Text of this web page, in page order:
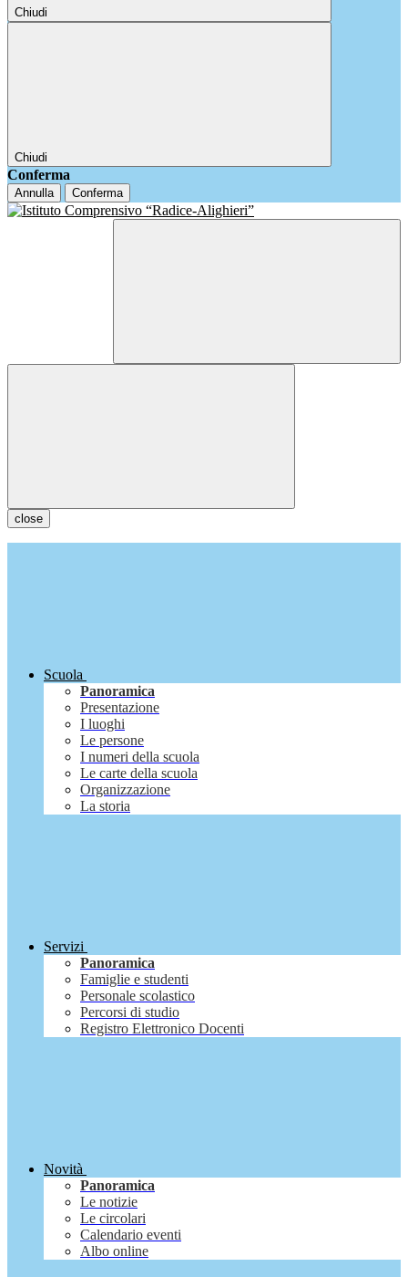
Chiudi
Chiudi
Conferma
Annulla Conferma
close
Scuola
Panoramica
Presentazione
I luoghi
Le persone
I numeri della scuola
Le carte della scuola
Organizzazione
La storia
Servizi
Panoramica
Famiglie e studenti
Personale scolastico
Percorsi di studio
Registro Elettronico Docenti
Novità
Panoramica
Le notizie
Le circolari
Calendario eventi
Albo online